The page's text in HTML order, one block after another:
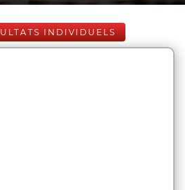
INDIVIDUELS